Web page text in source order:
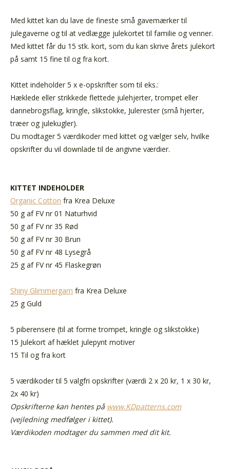
Med kittet kan du lave de fineste små gavemærker til
julegaverne og til at vedlægge julekortet til familie og venner.
Med kittet får du 15 stk. kort, som du kan skrive årets julekort
på samt 15 fine til og fra kort.
Kittet indeholder 5 x e-opskrifter som til eks.:
Hæklede eller strikkede flettede julehjerter, trompet eller
dannebrogsflag, kringle, slikstokke, Julerester (små hjerter,
træer og julekugler).
Du modtager 5 værdikoder med kittet og vælger selv, hvilke
opskrifter du vil downlade til de angivne værdier.
KITTET INDEHOLDER
Organic Cotton fra Krea Deluxe
50 g af FV nr 01 Naturhvid
50 g af FV nr 35 Rød
50 g af FV nr 30 Brun
50 g af FV nr 48 Lysegrå
25 g af FV nr 45 Flaskegrøn
Shiny Glimmergarn fra Krea Deluxe
25 g Guld
5 piberensere (til at forme trompet, kringle og slikstokke)
15 Julekort af hæklet julepynt motiver
15 Til og fra kort
5 værdikoder til 5 valgfri opskrifter (værdi 2 x 20 kr, 1 x 30 kr,
2x 40 kr)
Opskrifterne kan hentes på www.KDpatterns.com
(vejledning medfølger i kittet).
Værdikoden modtager du sammen med dit kit.